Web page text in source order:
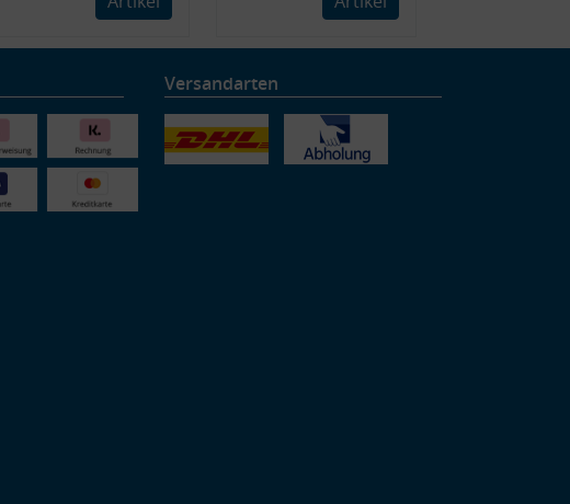
Versandarten